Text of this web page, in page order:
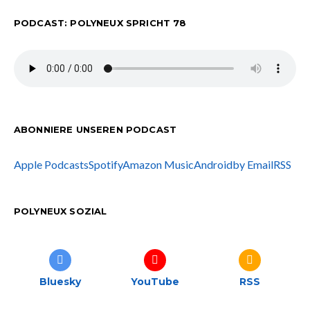
PODCAST: POLYNEUX SPRICHT 78
ABONNIERE UNSEREN PODCAST
Apple PodcastsSpotifyAmazon MusicAndroidby EmailRSS
POLYNEUX SOZIAL
Bluesky YouTube RSS